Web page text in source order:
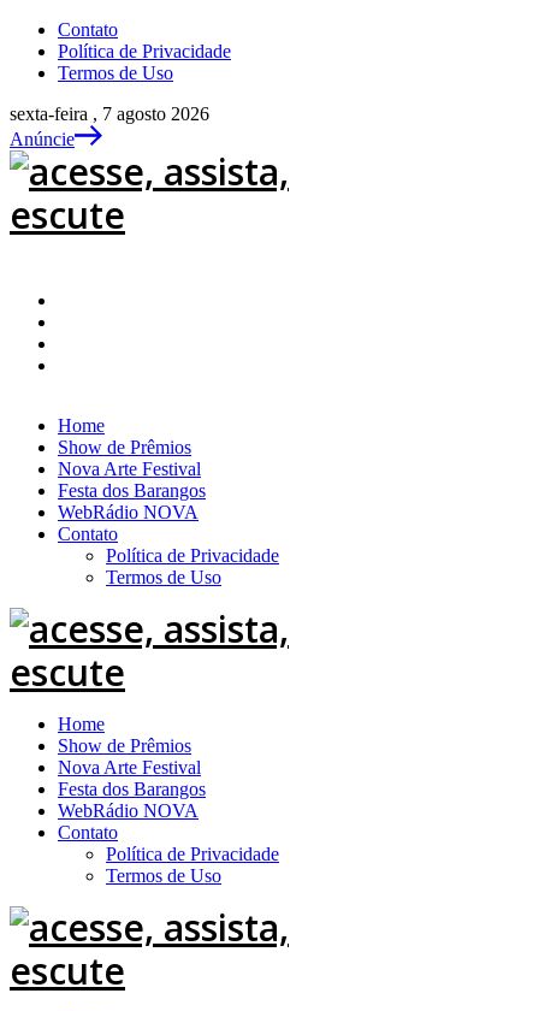
Contato
Política de Privacidade
Termos de Uso
sexta-feira , 7 agosto 2026
Anúncie
Home
Show de Prêmios
Nova Arte Festival
Festa dos Barangos
WebRádio NOVA
Contato
Política de Privacidade
Termos de Uso
Home
Show de Prêmios
Nova Arte Festival
Festa dos Barangos
WebRádio NOVA
Contato
Política de Privacidade
Termos de Uso